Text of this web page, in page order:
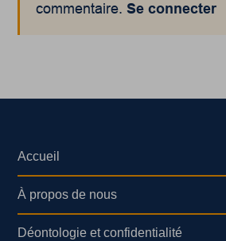
commentaire.Se connecter
Accueil
À propos de nous
Déontologie et confidentialité